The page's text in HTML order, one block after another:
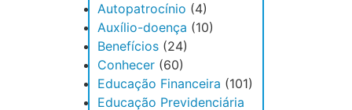
Autopatrocínio (4)
Auxílio-doença (10)
Benefícios (24)
Conhecer (60)
Educação Financeira (101)
Educação Previdenciária